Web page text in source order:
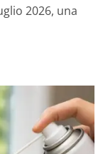
2026, una